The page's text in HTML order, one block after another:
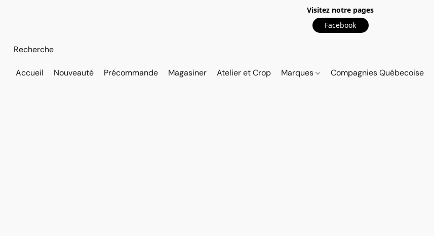
Visitez notre pages
Facebook
Accueil Nouveauté Précommande Magasiner Atelier et Crop Marques Compagnies Québecoise